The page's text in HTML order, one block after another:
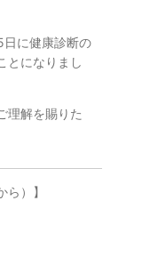
に健康診断の
とになりまし
理解を賜りた
）】